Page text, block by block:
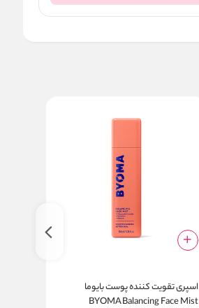
اسپری تقویت کننده پوست بایوما
BYOMA Balancing Face Mist